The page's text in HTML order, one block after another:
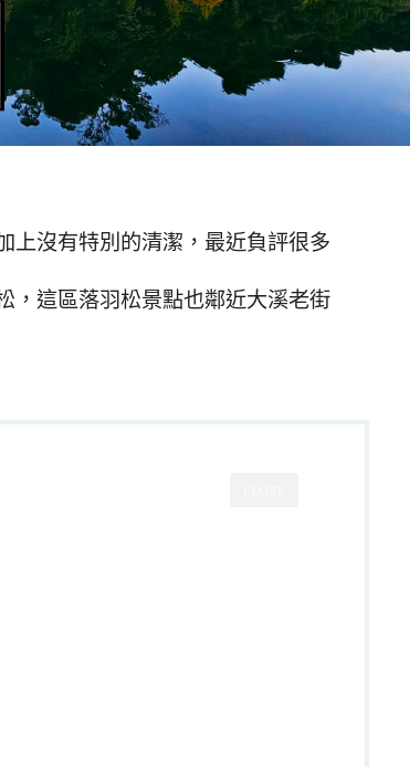
上沒有特別的清潔，最近負評很多
，這區落羽松景點也鄰近大溪老街